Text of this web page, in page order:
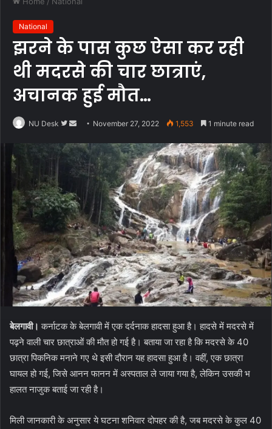
National
झरने के पास कुछ ऐसा कर रही
थी मदरसे की चार छात्राएं,
अचानक हुई मौत…
NU Desk
Follow
Twitter
Send
email
November 27, 2022 1,553 1 minute read
बेलगावी। कर्नाटक के बेलगावी में एक दर्दनाक हादसा हुआ है। हादसे में मदरसे में
पढ़ने वाली चार छात्राओं की मौत हो गई है। बताया जा रहा है कि मदरसे के 40
छात्रा पिकनिक मनाने गए थे इसी दौरान यह हादसा हुआ है। वहीं, एक छात्रा
घायल हो गई, जिसे आनन फानन में अस्पताल ले जाया गया है, लेकिन उसकी भ
हालत नाजुक बताई जा रही है।
मिली जानकारी के अनुसार ये घटना शनिवार दोपहर की है, जब मदरसे के कुल 40